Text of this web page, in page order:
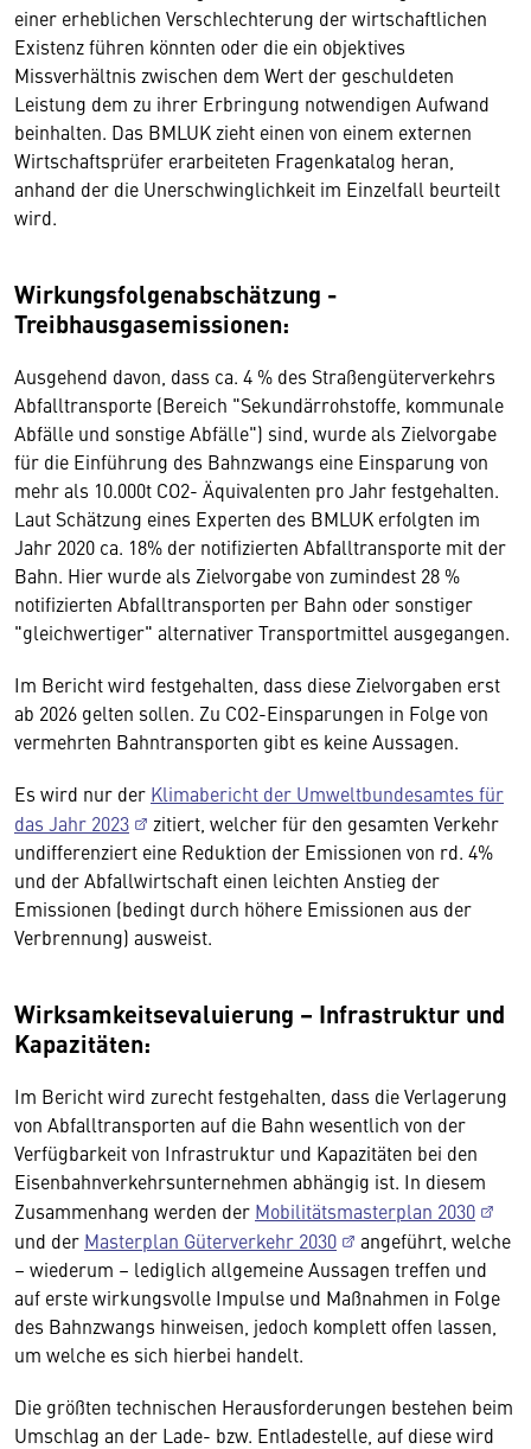
einer erheblichen Verschlechterung der wirtschaftlichen
Existenz führen könnten oder die ein objektives
Missverhältnis zwischen dem Wert der geschuldeten
Leistung dem zu ihrer Erbringung notwendigen Aufwand
beinhalten. Das BMLUK zieht einen von einem externen
Wirtschaftsprüfer erarbeiteten Fragenkatalog heran,
anhand der die Unerschwinglichkeit im Einzelfall beurteilt
wird.
Wirkungsfolgenabschätzung -
Treibhausgasemissionen:
Ausgehend davon, dass ca. 4 % des Straßengüterverkehrs
Abfalltransporte (Bereich "Sekundärrohstoffe, kommunale
Abfälle und sonstige Abfälle") sind, wurde als Zielvorgabe
für die Einführung des Bahnzwangs eine Einsparung von
mehr als 10.000t CO2- Äquivalenten pro Jahr festgehalten.
Laut Schätzung eines Experten des BMLUK erfolgten im
Jahr 2020 ca. 18% der notifizierten Abfalltransporte mit der
Bahn. Hier wurde als Zielvorgabe von zumindest 28 %
notifizierten Abfalltransporten per Bahn oder sonstiger
"gleichwertiger" alternativer Transportmittel ausgegangen.
Im Bericht wird festgehalten, dass diese Zielvorgaben erst
ab 2026 gelten sollen. Zu CO2-Einsparungen in Folge von
vermehrten Bahntransporten gibt es keine Aussagen.
Es wird nur der Klimabericht der Umweltbundesamtes für
das Jahr 2023
zitiert, welcher für den gesamten Verkehr
undifferenziert eine Reduktion der Emissionen von rd. 4%
und der Abfallwirtschaft einen leichten Anstieg der
Emissionen (bedingt durch höhere Emissionen aus der
Verbrennung) ausweist.
Wirksamkeitsevaluierung – Infrastruktur und
Kapazitäten:
Im Bericht wird zurecht festgehalten, dass die Verlagerung
von Abfalltransporten auf die Bahn wesentlich von der
Verfügbarkeit von Infrastruktur und Kapazitäten bei den
Eisenbahnverkehrsunternehmen abhängig ist. In diesem
Zusammenhang werden der Mobilitätsmasterplan 2030
und der Masterplan Güterverkehr 2030
angeführt, welche
– wiederum – lediglich allgemeine Aussagen treffen und
auf erste wirkungsvolle Impulse und Maßnahmen in Folge
des Bahnzwangs hinweisen, jedoch komplett offen lassen,
um welche es sich hierbei handelt.
Die größten technischen Herausforderungen bestehen beim
Umschlag an der Lade- bzw. Entladestelle, auf diese wird